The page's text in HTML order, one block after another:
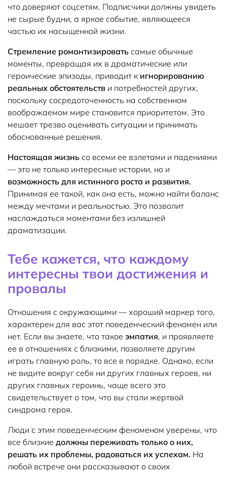
что доверяют соцсетям. Подписчики должны увидеть
не сырые будни, а яркое событие, являющееся
частью их насыщенной жизни.
Стремление романтизировать самые обычные
моменты, превращая их в драматические или
героические эпизоды, приводит к игнорированию
реальных обстоятельств и потребностей других,
поскольку сосредоточенность на собственном
воображаемом мире становится приоритетом. Это
мешает трезво оценивать ситуации и принимать
обоснованные решения.
Настоящая жизнь со всеми ее взлетами и падениями
— это не только интересные истории, но и
возможность для истинного роста и развития.
Принимая ее такой, как она есть, можно найти баланс
между мечтами и реальностью. Это позволит
наслаждаться моментами без излишней
драматизации.
Тебе кажется, что каждому
интересны твои достижения и
провалы
Отношения с окружающими — хороший маркер того,
характерен для вас этот поведенческий феномен или
нет. Если вы знаете, что такое эмпатия, и проявляете
ее в отношениях с близкими, позволяете другим
играть главную роль, то все в порядке. Однако, если
не видите вокруг себя ни других главных героев, ни
других главных героинь, чаще всего это
свидетельствует о том, что вы стали жертвой
синдрома героя.
Люди с этим поведенческим феноменом уверены, что
все близкие должны переживать только о них,
решать их проблемы, радоваться их успехам. На
любой встрече они рассказывают о своих